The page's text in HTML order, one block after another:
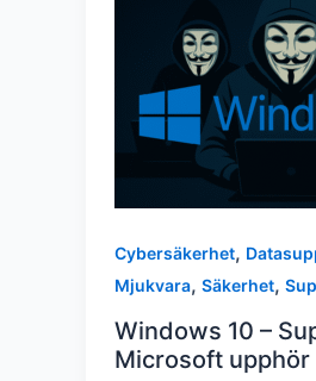
Cybersäkerhet,
Mjukvara, Säkerhet,
Windows 10 –
Microsoft